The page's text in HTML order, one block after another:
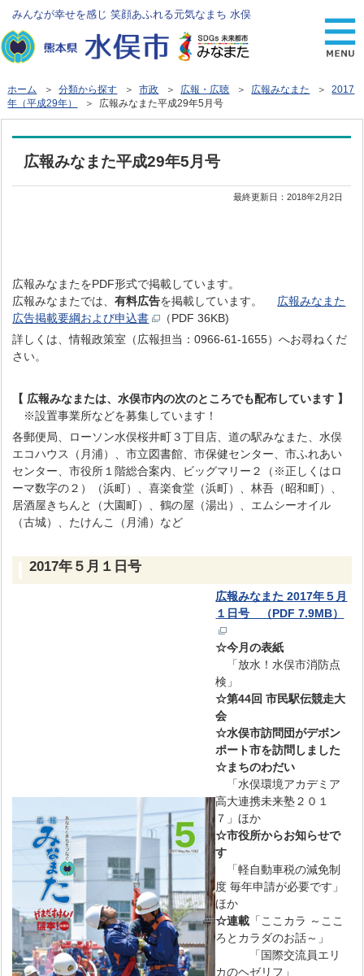
みんなが幸せを感じ 笑顔あふれる元気なまち 水俣
ホーム ＞分類から探す ＞市政 ＞ 広報・広聴 ＞ 広報みなまた ＞2017
年（平成29年）
＞ 広報みなまた平成29年5月号
広報みなまた平成29年5月号
最終更新日：2018年2月2日
広報みなまたをPDF形式で掲載しています。
広報みなまたでは、有料広告を掲載しています。 広報みなまた
広告掲載要綱および申込書
（PDF 36KB)
詳しくは、情報政策室（広報担当：0966-61-1655）へお尋ねくだ
さい。
【 広報みなまたは、水俣市内の次のところでも配布しています 】
※設置事業所などを募集しています！
各郵便局、ローソン水俣桜井町３丁目店、道の駅みなまた、水俣
エコハウス（月浦）、市立図書館、市保健センター、市ふれあい
センター、市役所１階総合案内、ビッグマリー２（※正しくはロ
ーマ数字の２）（浜町）、喜楽食堂（浜町）、林吾（昭和町）、
居酒屋きちんと（大園町）、鶴の屋（湯出）、エムシーオイル
（古城）、たけんこ（月浦）など
2017年５月１日号
広報みなまた 2017年５月
１日号 （PDF 7.9MB）
☆今月の表紙
「放水！水俣市消防点
検」
☆第44回 市民駅伝競走大
会
☆水俣市訪問団がデボン
ポート市を訪問しました
☆まちのわだい
「水俣環境アカデミア
高大連携未来塾２０１
７」ほか
☆市役所からお知らせで
す
「軽自動車税の減免制
度 毎年申請が必要です」
ほか
☆連載 「ここカラ ～ここ
ろとカラダのお話～」
「国際交流員エリ
カのヘゼリフ」